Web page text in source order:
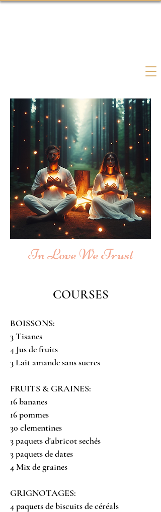
In Love We Trust
COURSES
BOISSONS:
3 Tisanes
4 Jus de fruits
3 Lait amande sans sucres
FRUITS & GRAINES:
16bananes
16 pommes
30 clementines
3 paquets d'abricot sechés
3 paquets de dates
4 Mix de graines
GRIGNOTAGES:
4 paquets de biscuits de céréals